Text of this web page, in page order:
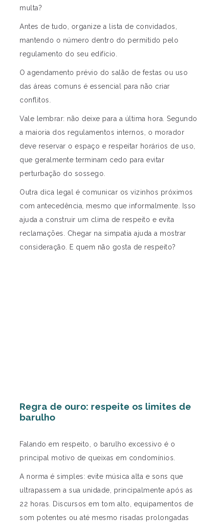
multa?
Antes de tudo, organize a lista de convidados,
mantendo o número dentro do permitido pelo
regulamento do seu edifício.
O agendamento prévio do salão de festas ou uso
das áreas comuns é essencial para não criar
conflitos.
Vale lembrar: não deixe para a última hora. Segundo
a maioria dos regulamentos internos, o morador
deve reservar o espaço e respeitar horários de uso,
que geralmente terminam cedo para evitar
perturbação do sossego.
Outra dica legal é comunicar os vizinhos próximos
com antecedência, mesmo que informalmente. Isso
ajuda a construir um clima de respeito e evita
reclamações. Chegar na simpatia ajuda a mostrar
consideração. E quem não gosta de respeito?
Regra de ouro: respeite os limites de
barulho
Falando em respeito, o barulho excessivo é o
principal motivo de queixas em condomínios.
A norma é simples: evite música alta e sons que
ultrapassem a sua unidade, principalmente após as
22 horas. Discursos em tom alto, equipamentos de
som potentes ou até mesmo risadas prolongadas